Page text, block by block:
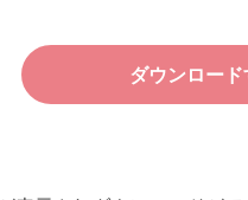
フトウェアの使用をお客様
ダウンロー